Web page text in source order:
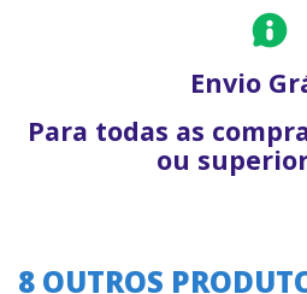
Envio
Para todas as
ou
8 OUTROS